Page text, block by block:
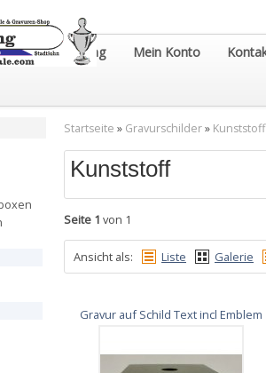
Shop Gosling Mein Konto
Startseite » Gravurschilder» Kunststoff
Kunststoff
Seite 1 von 1
Ansicht als: Liste Galerie
Gravur auf Schild Text incl Emblem